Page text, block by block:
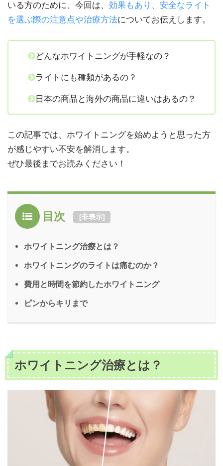
いる方のために、今回は、 効果もあり、安全なライト
を選ぶ際の注意点や治療方法についてお伝えします。
どんなホワイトニングが手軽なの？
ライトにも種類があるの？
日本の商品と海外の商品に違いはあるの？
この記事では、ホワイトニングを始めようと思った方
が感じやすい不安を解消します。
ぜひ最後までお読みください！
目次 [非表示]
ホワイトニング治療とは？
ホワイトニングのライトは痛むのか？
費用と時間を節約したホワイトニング
ピンからキリまで
ホワイトニング治療とは？